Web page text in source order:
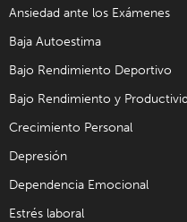
Ansiedad ante los Exámenes
Baja Autoestima
Bajo Rendimiento Deportivo
Bajo Rendimiento y
Crecimiento Personal
Depresión
Dependencia Emocional
Estrés laboral